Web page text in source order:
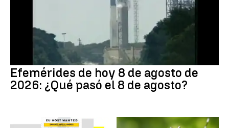
Efemérides de hoy 8 de agosto de
2026: ¿Qué pasó el 8 de agosto?